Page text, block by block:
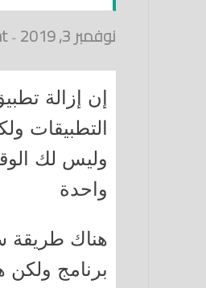
نوفمبر 3, 2019 -
إن إزالة
التطبيقات
وليس لك
واحدة
هناك طريقة
برنامج